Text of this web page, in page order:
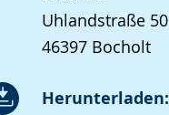
Uhlandstraße 50
46397 Bocholt
Herunterladen: